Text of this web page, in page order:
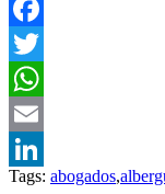
Facebook
Twitter
WhatsApp
Email
LinkedIn
Tags: abogados,